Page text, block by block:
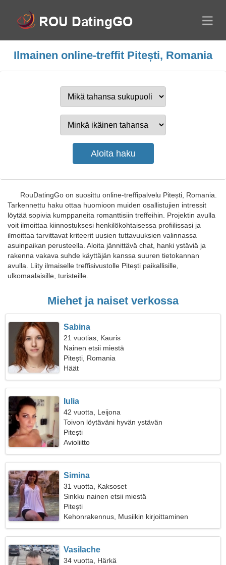
Ilmainen online-treffit Pitești, Romania
RouDatingGo on suosittu online-treffipalvelu Pitești, Romania.
Tarkennettu haku ottaa huomioon muiden osallistujien intressit
löytää sopivia kumppaneita romanttisiin treffeihin. Projektin avulla
voit ilmoittaa kiinnostuksesi henkilökohtaisessa profiilissasi ja
ilmoittaa tarvittavat kriteerit uusien tuttavuuksien valinnassa
asuinpaikan perusteella. Aloita jännittävä chat, hanki ystäviä ja
rakenna vakava suhde käyttäjän kanssa suuren tietokannan
avulla. Liity ilmaiselle treffisivustolle Pitești paikallisille,
ulkomaalaisille, turisteille.
Miehet ja naiset verkossa
Sabina
21 vuotias, Kauris
Nainen etsii miestä
Pitești, Romania
Häät
Iulia
42 vuotta, Leijona
Toivon löytäväni hyvän ystävän
Pitești
Avioliitto
Simina
31 vuotta, Kaksoset
Sinkku nainen etsii miestä
Pitești
Kehonrakennus, Musiikin kirjoittaminen
Vasilache
34 vuotta, Härkä